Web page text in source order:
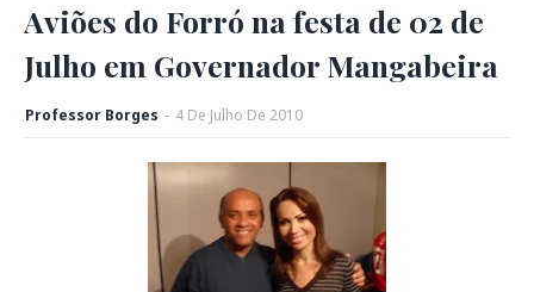
Aviões do Forró na festa de 02 de
Julho em Governador Mangabeira
Professor Borges - 4 De Julho De 2010